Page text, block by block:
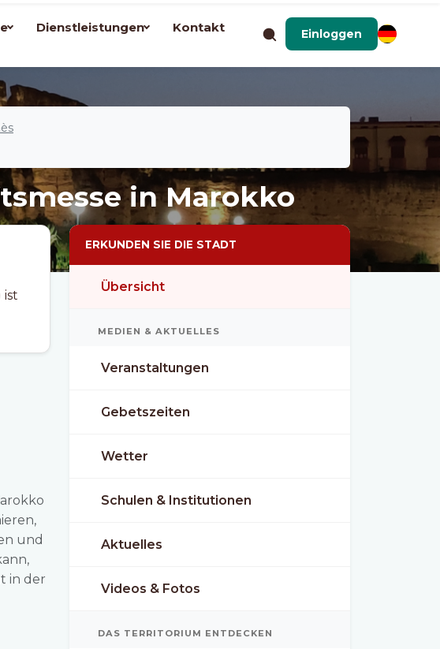
Dienstleistungen Kontakt Einloggen
in Marokko
und
in der
ERKUNDEN SIE DIE STADT
Übersicht
MEDIEN & AKTUELLES
Veranstaltungen
Gebetszeiten
Wetter
Schulen & Institutionen
Aktuelles
Videos & Fotos
DAS TERRITORIUM ENTDECKEN